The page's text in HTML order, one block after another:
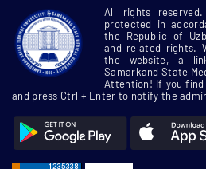
All rights
protected in
the Republic of
and related rights.
the website, a
Samarkand State
Attention! If you
and press Ctrl + Enter to notify the